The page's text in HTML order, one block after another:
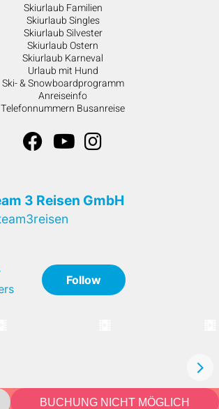
BUCHUNG NICHT MÖGLICH
Skiurlaub Familien
Skiurlaub Singles
Skiurlaub Silvester
Skiurlaub Ostern
Skiurlaub Karneval
Urlaub mit Hund
Ski- & Snowboardprogramm
Anreiseinfo
Telefonnummern Busanreise